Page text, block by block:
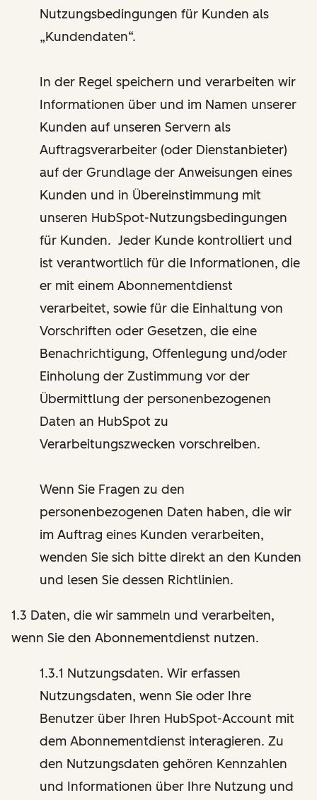
Nutzungsbedingungen für Kunden als
„Kundendaten“.
In der Regel speichern und verarbeiten wir
Informationen über und im Namen unserer
Kunden auf unseren Servern als
Auftragsverarbeiter (oder Dienstanbieter)
auf der Grundlage der Anweisungen eines
Kunden und in Übereinstimmung mit
unseren HubSpot-Nutzungsbedingungen
für Kunden. Jeder Kunde kontrolliert und
ist verantwortlich für die Informationen, die
er mit einem Abonnementdienst
verarbeitet, sowie für die Einhaltung von
Vorschriften oder Gesetzen, die eine
Benachrichtigung, Offenlegung und/oder
Einholung der Zustimmung vor der
Übermittlung der personenbezogenen
Daten an HubSpot zu
Verarbeitungszwecken vorschreiben.
Wenn Sie Fragen zu den
personenbezogenen Daten haben, die wir
im Auftrag eines Kunden verarbeiten,
wenden Sie sich bitte direkt an den Kunden
und lesen Sie dessen Richtlinien.
1.3 Daten, die wir sammeln und verarbeiten,
wenn Sie den Abonnementdienst nutzen.
1.3.1 Nutzungsdaten. Wir erfassen
Nutzungsdaten, wenn Sie oder Ihre
Benutzer über Ihren HubSpot-Account mit
dem Abonnementdienst interagieren. Zu
den Nutzungsdaten gehören Kennzahlen
und Informationen über Ihre Nutzung und